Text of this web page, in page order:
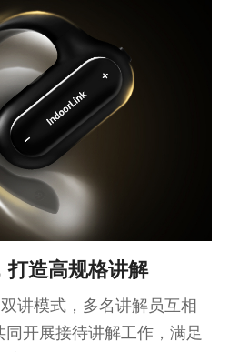
打造高规格讲解
讲模式，多名讲解员互相
开展接待讲解工作，满足